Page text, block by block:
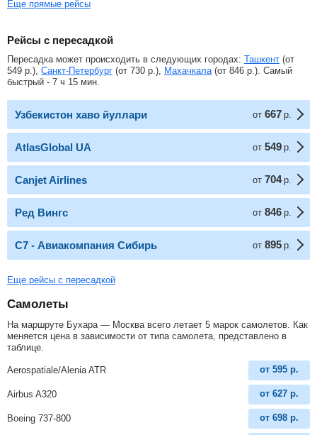
Еще прямые рейсы
Рейсы с пересадкой
Пересадка может происходить в следующих городах: Ташкент (от
549 р. ), Санкт-Петербург (от 730 р. ), Махачкала (от 846 р. ). Самый
быстрый - 7 ч 15 мин.
Узбекистон хаво йуллари от 667 р.
AtlasGlobal UA от 549 р.
Canjet Airlines от 704 р.
Ред Вингс от 846 р.
С7 - Авиакомпания Сибирь от 895 р.
Еще рейсы с пересадкой
Самолеты
На маршруте Бухара — Москва всего летает 5 марок самолетов. Как
меняется цена в зависимости от типа самолета, представлено в
таблице.
Aerospatiale/Alenia ATR от 595 р.
Airbus A320 от 627 р.
Boeing 737-800 от 698 р.